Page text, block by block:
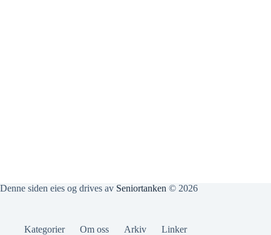
Denne siden eies og drives av Seniortanken © 2026
Kategorier Om oss Arkiv Linker